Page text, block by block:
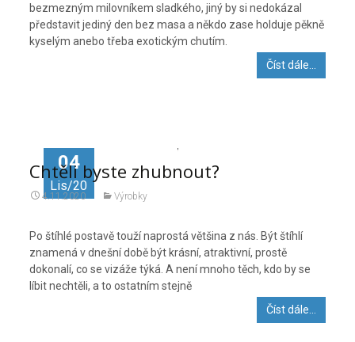
bezmezným milovníkem sladkého, jiný by si nedokázal
představit jediný den bez masa a někdo zase holduje pěkně
kyselým anebo třeba exotickým chutím.
Číst dále…
04
Lis/20
Chtěli byste zhubnout?
4.11.2020 Výrobky
Po štíhlé postavě touží naprostá většina z nás. Být štíhlí
znamená v dnešní době být krásní, atraktivní, prostě
dokonalí, co se vizáže týká. A není mnoho těch, kdo by se
líbit nechtěli, a to ostatním stejně
Číst dále…